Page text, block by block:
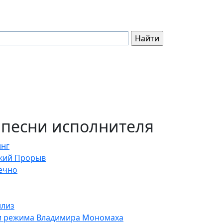
исполнителя
Прорыв
режима Владимира Мономаха